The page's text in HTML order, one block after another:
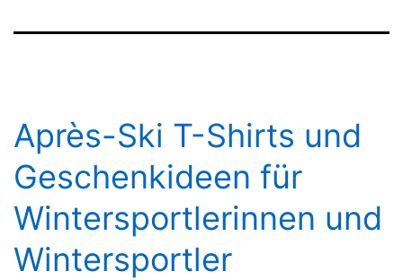
Après-Ski T-Shirts und
Geschenkideen für
Wintersportlerinnen und
Wintersportler